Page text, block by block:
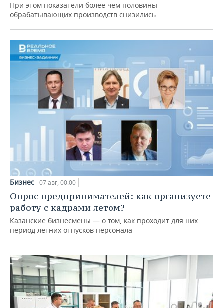
При этом показатели более чем половины
обрабатывающих производств снизились
Бизнес 07 авг, 00:00
Опрос предпринимателей: как организуете
работу с кадрами летом?
Казанские бизнесмены — о том, как проходит для них
период летних отпусков персонала